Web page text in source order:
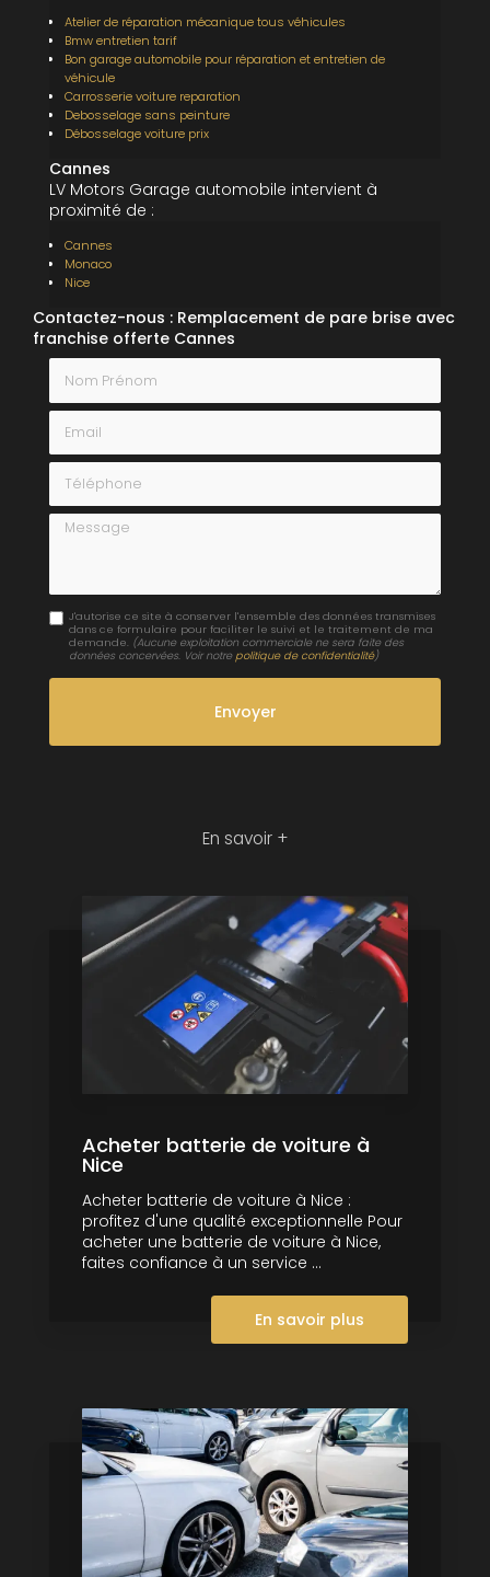
Atelier de réparation mécanique tous véhicules
Bmw entretien tarif
Bon garage automobile pour réparation et entretien de
véhicule
Carrosserie voiture reparation
Debosselage sans peinture
Débosselage voiture prix
Cannes
LV Motors Garage automobile intervient à
proximité de :
Cannes
Monaco
Nice
Contactez-nous : Remplacement de pare brise avec
franchise offerte Cannes
Nom Prénom
Email
Téléphone
Message
J'autorise ce site à conserver l'ensemble des données transmises
dans ce formulaire pour faciliter le suivi et le traitement de ma
demande. (Aucune exploitation commerciale ne sera faite des
données concervées. Voir notre politique de confidentialité)
En savoir +
Acheter batterie de voiture à
Nice
Acheter batterie de voiture à Nice :
profitez d'une qualité exceptionnelle Pour
acheter une batterie de voiture à Nice,
faites confiance à un service ...
En savoir plus